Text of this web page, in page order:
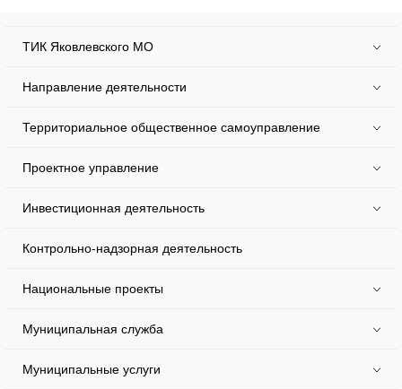
ТИК Яковлевского МО
Направление деятельности
Территориальное общественное самоуправление
Проектное управление
Инвестиционная деятельность
Контрольно-надзорная деятельность
Национальные проекты
Муниципальная служба
Муниципальные услуги